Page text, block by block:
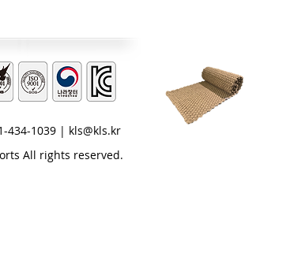
434-1039 | kls@kls.kr
All rights reserved.